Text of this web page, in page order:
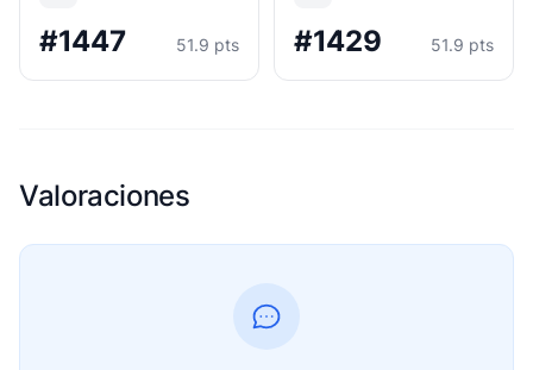
#1447 51.9 pts #1429 51.9 pts
Valoraciones